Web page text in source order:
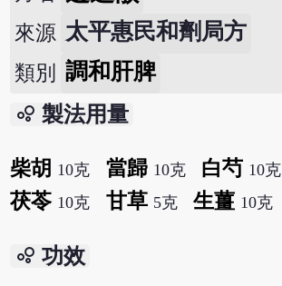
來源 太平惠民和劑局方
類別 調和肝脾
bubble_chart 製法用量
柴胡 10克 當歸 10克 白芍 10克
茯苓 10克 甘草 5克 生薑 10克
bubble_chart 功效